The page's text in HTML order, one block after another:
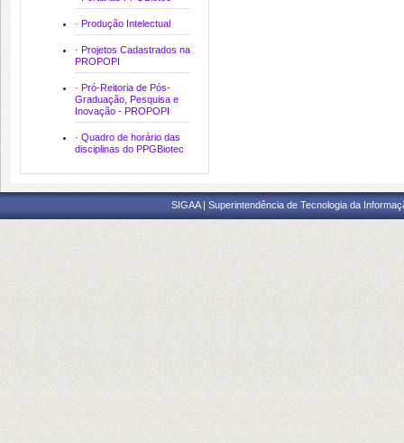
· Produção Intelectual
· Projetos Cadastrados na
PROPOPI
· Pró-Reitoria de Pós-
Graduação, Pesquisa e
Inovação - PROPOPI
· Quadro de horário das
disciplinas do PPGBiotec
Externo à Instituição - 048.***.***-01 -
SIGAA | Superintendência de Tecnologia da